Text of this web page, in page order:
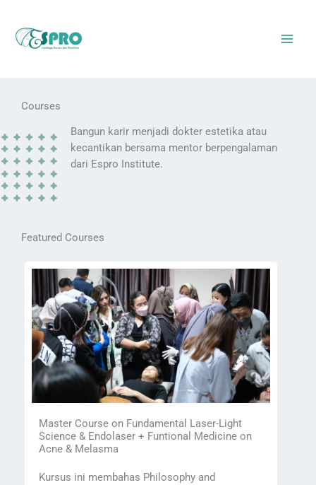
content
Courses
Bangun karir menjadi dokter estetika atau
kecantikan bersama mentor berpengalaman
dari Espro Institute.
Featured Courses
Master Course on Fundamental Laser-Light
Science & Endolaser + Funtional Medicine on
Acne & Melasma
Kursus ini membahas Philosophy and